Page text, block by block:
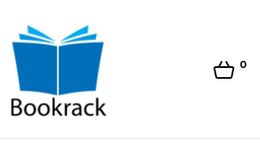
Bookrack.lk
0